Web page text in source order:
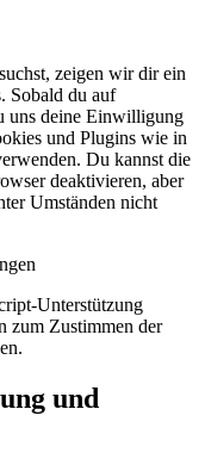
zeigen wir dir ein
Sobald du auf
uns deine Einwilligung
und Plugins wie in
Du kannst die
deaktivieren, aber
Umständen nicht
Unterstützung
zum Zustimmen der
und